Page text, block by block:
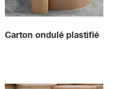
Carton ondulé plastifié